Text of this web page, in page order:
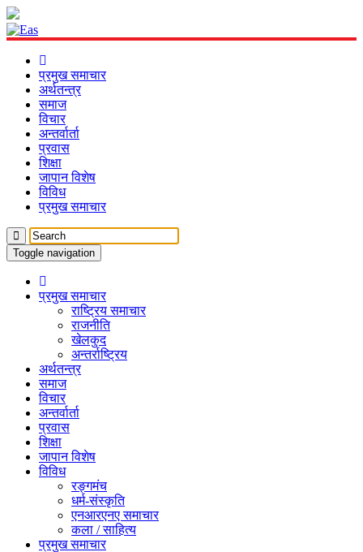
प्रमुख समाचार
अर्थतन्त्र
समाज
विचार
अन्तर्वार्ता
प्रवास
शिक्षा
जापान विशेष
विविध
प्रमुख समाचार
Toggle navigation
प्रमुख समाचार
राष्ट्रिय समाचार
राजनीति
खेलकुद
अन्तर्राष्ट्रिय
अर्थतन्त्र
समाज
विचार
अन्तर्वार्ता
प्रवास
शिक्षा
जापान विशेष
विविध
रङ्गमंच
धर्म-संस्कृति
एनआरएनए समाचार
कला / साहित्य
प्रमुख समाचार